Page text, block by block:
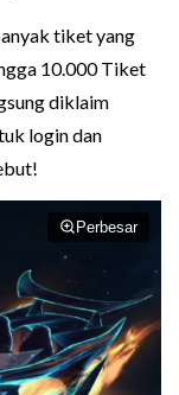
tiket yang
10.000 Tiket
diklaim
login dan
Perbesar